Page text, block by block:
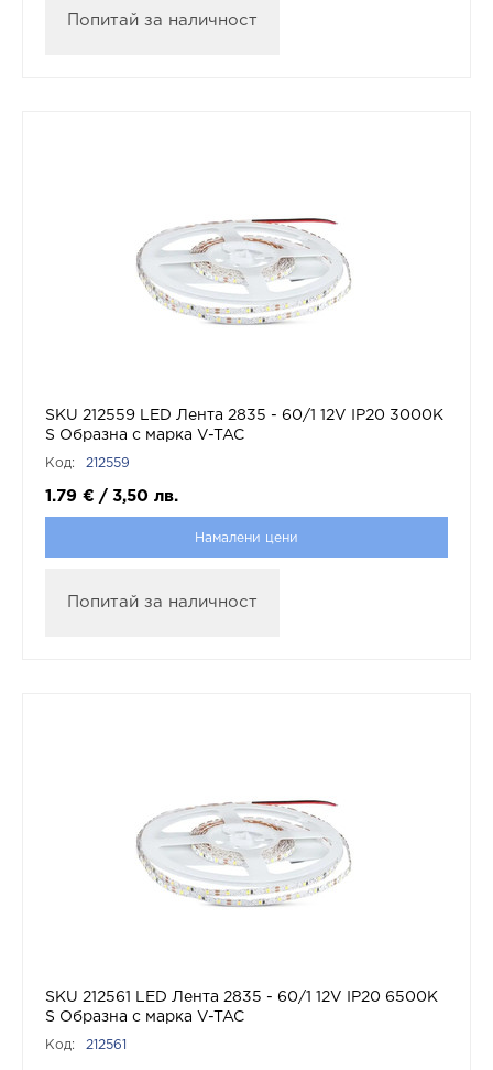
Попитай за наличност
SKU 212559 LED Лента 2835 - 60/1 12V IP20 3000K
S Образна с марка V-TAC
Код: 212559
1.79 € / 3,50 лв.
Намалени цени
Попитай за наличност
SKU 212561 LED Лента 2835 - 60/1 12V IP20 6500K
S Образна с марка V-TAC
Код: 212561